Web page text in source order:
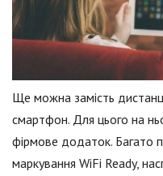
Ще можна замість
смартфон. Для цього на
фірмове додаток. Багато
маркування WiFi Ready,